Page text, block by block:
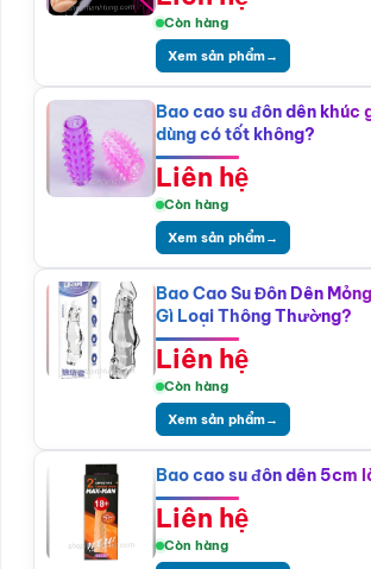
Còn hàng
Xem sản phẩm→
Bao cao su đôn dên khúc
dùng có tốt không?
Liên hệ
Còn hàng
Xem sản phẩm→
Bao Cao Su Đôn Dên
Gì Loại Thông Thường?
Liên hệ
Còn hàng
Xem sản phẩm→
Bao cao su đôn dên 5cm
Liên hệ
Còn hàng